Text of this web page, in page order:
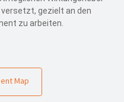
versetzt, gezielt an den
zu arbeiten.
Map